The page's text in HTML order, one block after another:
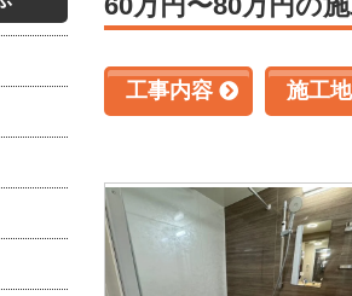
工事内容 施工